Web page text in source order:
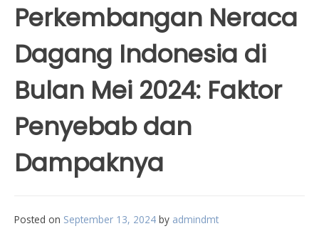
Perkembangan Neraca
Dagang Indonesia di
Bulan Mei 2024: Faktor
Penyebab dan
Dampaknya
Posted on September 13, 2024 by admindmt